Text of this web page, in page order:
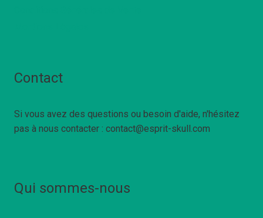
Contact
Si vous avez des questions ou besoin d'aide, n'hésitez
pas à nous contacter : contact@esprit-skull.com
Qui sommes-nous